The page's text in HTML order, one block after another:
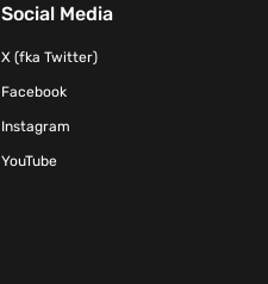
Social Media
X (fka Twitter)
Facebook
Instagram
YouTube